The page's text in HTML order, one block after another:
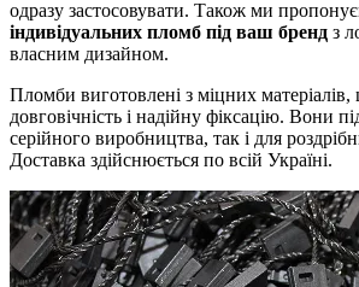
одразу застосовувати. Також ми
індивідуальних пломб під ваш бренд з
власним дизайном.
Пломби виготовлені з міцних матеріалів,
довговічність і надійну фіксацію. Вони
серійного виробництва, так і для
Доставка здійснюється по всій Україні.